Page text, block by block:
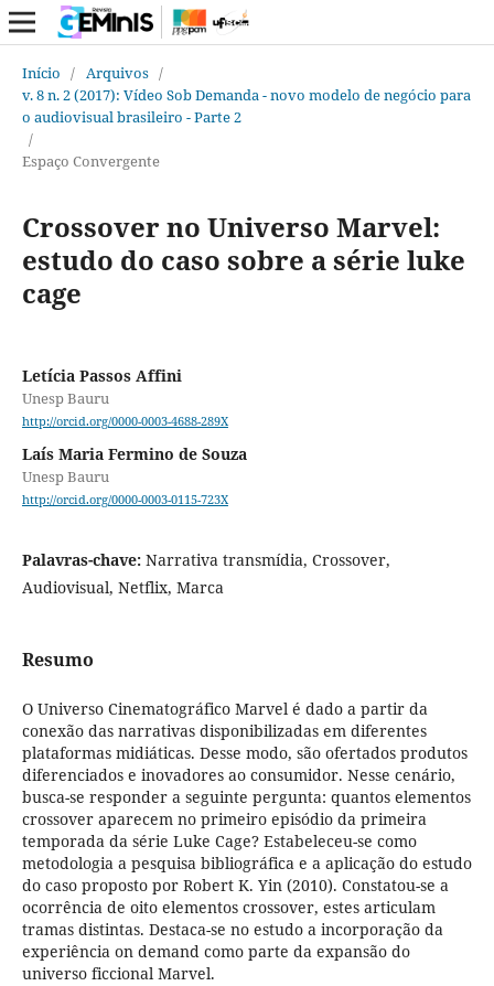
Início / Arquivos /
v. 8 n. 2 (2017): Vídeo Sob Demanda - novo modelo de negócio para
o audiovisual brasileiro - Parte 2
/
Espaço Convergente
Crossover no Universo Marvel:
estudo do caso sobre a série luke
cage
Letícia Passos Affini
Unesp Bauru
http://orcid.org/0000-0003-4688-289X
Laís Maria Fermino de Souza
Unesp Bauru
http://orcid.org/0000-0003-0115-723X
Palavras-chave: Narrativa transmídia, Crossover,
Audiovisual, Netflix, Marca
Resumo
O Universo Cinematográfico Marvel é dado a partir da
conexão das narrativas disponibilizadas em diferentes
plataformas midiáticas. Desse modo, são ofertados produtos
diferenciados e inovadores ao consumidor. Nesse cenário,
busca-se responder a seguinte pergunta: quantos elementos
crossover aparecem no primeiro episódio da primeira
temporada da série Luke Cage? Estabeleceu-se como
metodologia a pesquisa bibliográfica e a aplicação do estudo
do caso proposto por Robert K. Yin (2010). Constatou-se a
ocorrência de oito elementos crossover, estes articulam
tramas distintas. Destaca-se no estudo a incorporação da
experiência on demand como parte da expansão do
universo ficcional Marvel.